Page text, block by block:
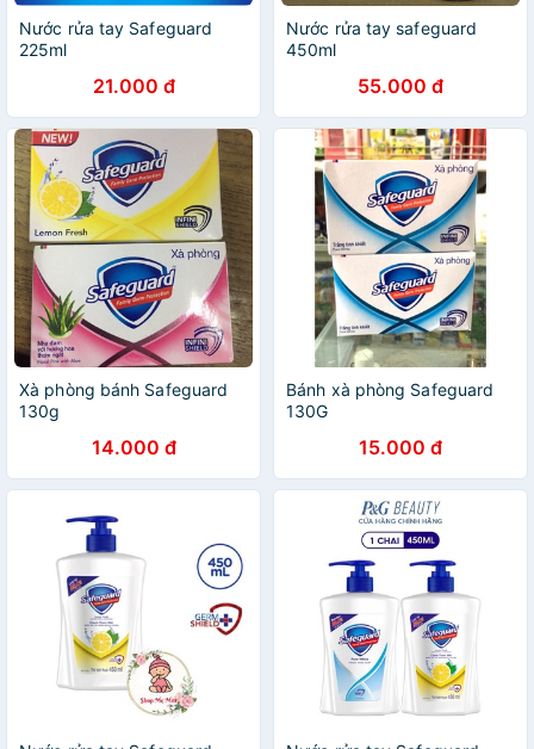
Nước rửa tay Safeguard
225ml
21.000 đ
Nước rửa tay safeguard
450ml
55.000 đ
Xà phòng bánh Safeguard
130g
14.000 đ
Bánh xà phòng Safeguard
130G
15.000 đ